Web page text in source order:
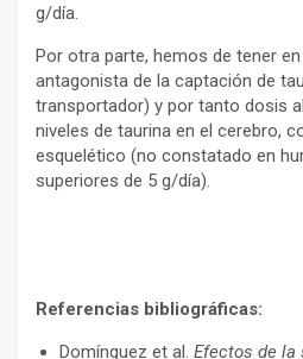
g/día.
Por otra parte, hemos de tener
antagonista de la captación de
transportador) y por tanto dosis
niveles de taurina en el cerebro,
esquelético (no constatado en
superiores de 5 g/día).
Referencias bibliográficas:
Domínguez et al. Efectos de la